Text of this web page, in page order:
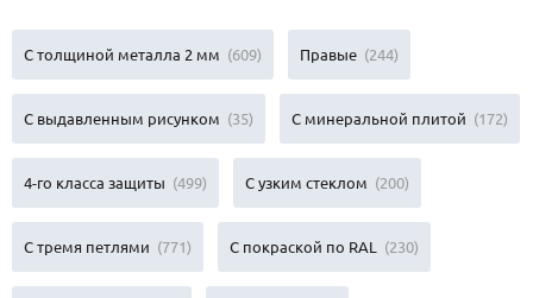
С толщиной металла 2 мм (609) Правые (244)
С выдавленным рисунком (35) С минеральной плитой (172)
4-го класса защиты (499) С узким стеклом (200)
С тремя петлями (771) С покраской по RAL (230)